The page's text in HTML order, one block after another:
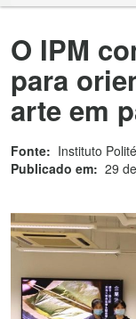
O IPM
para
arte em
Fonte: Instituto
Publicado em: 29